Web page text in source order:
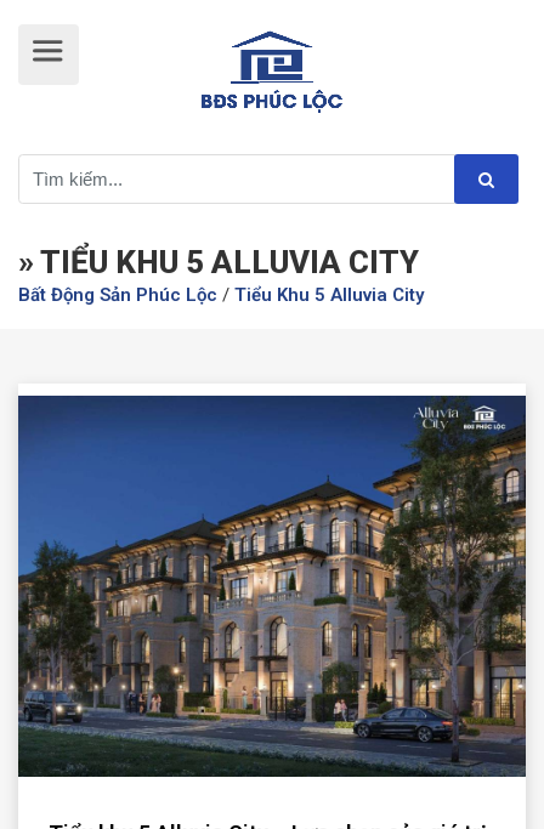
» TIỂU KHU 5 ALLUVIA CITY
Bất Động Sản Phúc Lộc / Tiểu Khu 5 Alluvia City